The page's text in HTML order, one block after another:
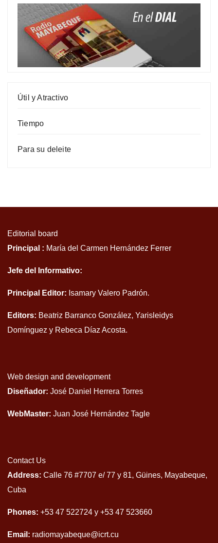
Útil y Atractivo
Tiempo
Para su deleite
Editorial board
Principal : María del Carmen Hernández Ferrer
Jefe del Informativo:
Principal Editor: Isamary Valero Padrón.
Editors: Beatriz Barranco González, Yarisleidys
Domínguez y Rebeca Díaz Acosta.
Web design and development
Diseñador: José Daniel Herrera Torres
WebMaster: Juan José Hernández Tagle
Contact Us
Address: Calle 76 #7707 e/ 77 y 81, Güines, Mayabeque,
Cuba
Phones: +53 47 522724 y +53 47 523660
Email: radiomayabeque@icrt.cu